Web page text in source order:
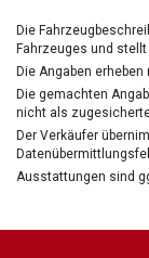
Die
Fahrzeuges und
Die Angaben
Die gemachten
nicht als
Der Verkäufer
Ausstattungen sind